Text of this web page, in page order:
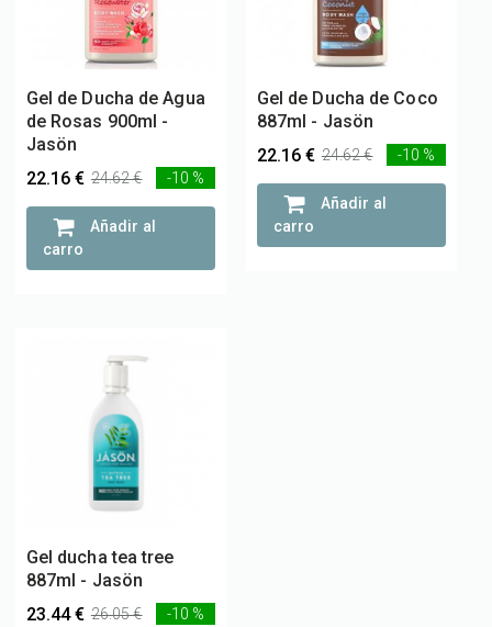
Gel de Ducha de Agua
de Rosas 900ml -
Jasön
22.16 € 24.62 € -10 %
Añadir al
carro
Gel de Ducha de Coco
887ml - Jasön
22.16 € 24.62 € -10 %
Añadir al
carro
Gel ducha tea tree
887ml - Jasön
23.44 € 26.05 € -10 %